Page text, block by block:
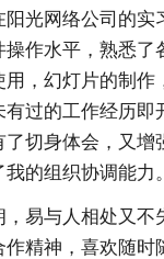
光网络公司的实
操作水平，熟悉了
，幻灯片的制作
过的工作经历即
了切身体会，又增
的组织协调能力。
，易与人相处又不
作精神，喜欢随时